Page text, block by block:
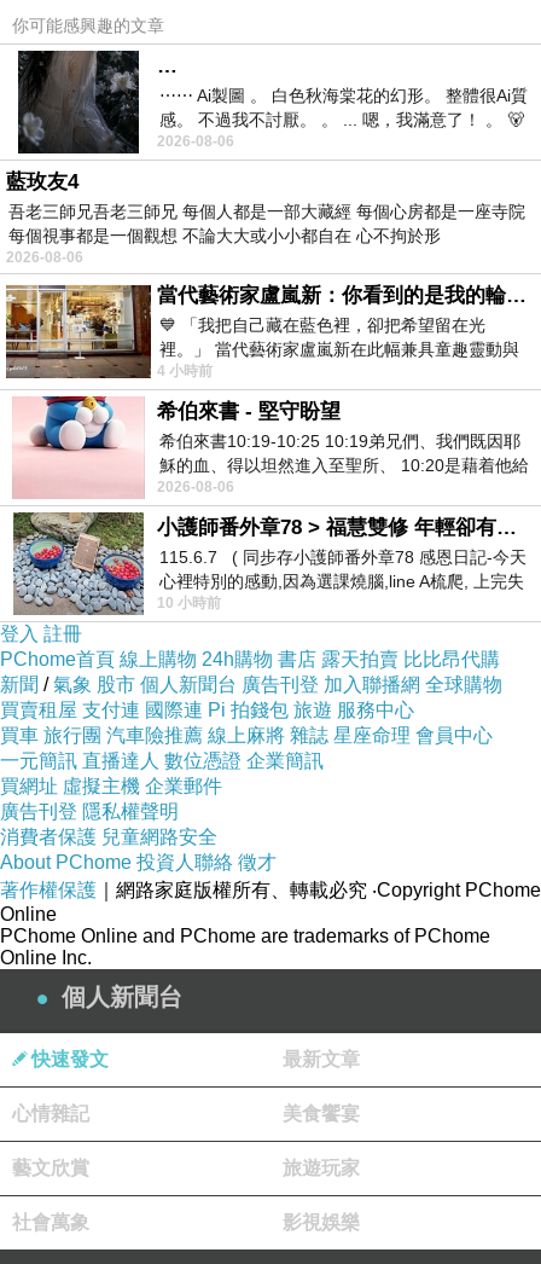
資料出處:維基百科
https://zh.wikipedia.org/wiki/%E9%B6%B4%E5%B
2%A1%E5%85%AB%E5%B9%A1%E5%AE%AE
鶴岡八幡宮外一群校外教學的學子。
鶴岡八幡宮外小攤販賣著草莓餅乾。
你可能感興趣的文章
…
⋯⋯ Ai製圖 。 白色秋海棠花的幻形。 整體很Ai質
感。 不過我不討厭。 。 ... 嗯，我滿意了！ 。 🐻
昨中
2026-08-06
藍玫友4
吾老三師兄吾老三師兄 每個人都是一部大藏經 每個心房都是一座寺院
每個視事都是一個觀想 不論大大或小小都自在 心不拘於形
2026-08-06
當代藝術家盧嵐新：你看到的是我的輪廓，還是你的故事？——藏在藍色裡的希望與光
💙 「我把自己藏在藍色裡，卻把希望留在光
裡。」 當代藝術家盧嵐新在此幅兼具童趣靈動與
抽象韻味的新作中，用湛藍的羽翼般色塊包覆著
4 小時前
希伯來書 - 堅守盼望
希伯來書10:19-10:25 10:19弟兄們、我們既因耶
穌的血、得以坦然進入至聖所、 10:20是藉着他給
我們開了一條又新又活的路從幔子經過
2026-08-06
小護師番外章78 > 福慧雙修 年輕卻有個老靈魂 ㄑ金剛經〉podcast
115.6.7 ( 同步存小護師番外章78 感恩日記-今天
心裡特別的感動,因為選課燒腦,line A梳爬, 上完失
智課的她,特來傾
10 小時前
登入 註冊
PChome首頁 線上購物 24h購物 書店 露天拍賣 比比昂代購
新聞 /氣象 股市 個人新聞台 廣告刊登 加入聯播網 全球購物
買賣租屋 支付連 國際連 Pi 拍錢包 旅遊 服務中心
買車 旅行團 汽車險推薦 線上麻將 雜誌 星座命理 會員中心
一元簡訊 直播達人 數位憑證 企業簡訊
買網址 虛擬主機 企業郵件
廣告刊登 隱私權聲明
消費者保護 兒童網路安全
About PChome 投資人聯絡 徵才
著作權保護 ｜網路家庭版權所有、轉載必究 ‧Copyright PChome
Online
PChome Online and PChome are trademarks of PChome
Online Inc.
個人新聞台
快速發文 最新文章
心情雜記 美食饗宴
藝文欣賞 旅遊玩家
社會萬象 影視娛樂